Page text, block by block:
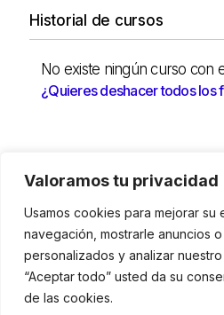
Valoramos tu privacidad
Usamos cookies para mejorar su
navegación, mostrarle anuncios
personalizados y analizar
“Aceptar todo” usted da su
de las cookies.
Historial de cursos
No existe ningún curso con
¿Quieres deshacer todos los
C. Avinyó 44, 2n | 08002
119 03 72|institut@idhc.org
© Institut de Drets Humans